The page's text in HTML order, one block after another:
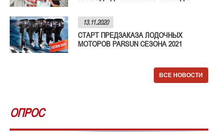
13.11.2020
СТАРТ ПРЕДЗАКАЗА ЛОДОЧНЫХ
МОТОРОВ PARSUN СЕЗОНА 2021
ВСЕ НОВОСТИ
ОПРОС